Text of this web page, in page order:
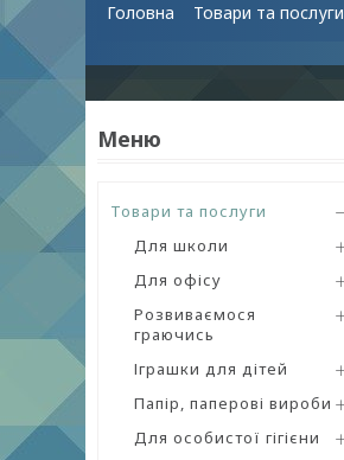
Головна Товари та послуги
Товари та послуги
Для школи
Для офісу
Розвиваємося
граючись
Іграшки для дітей
Папір, паперові вироби
Для особистої гігієни